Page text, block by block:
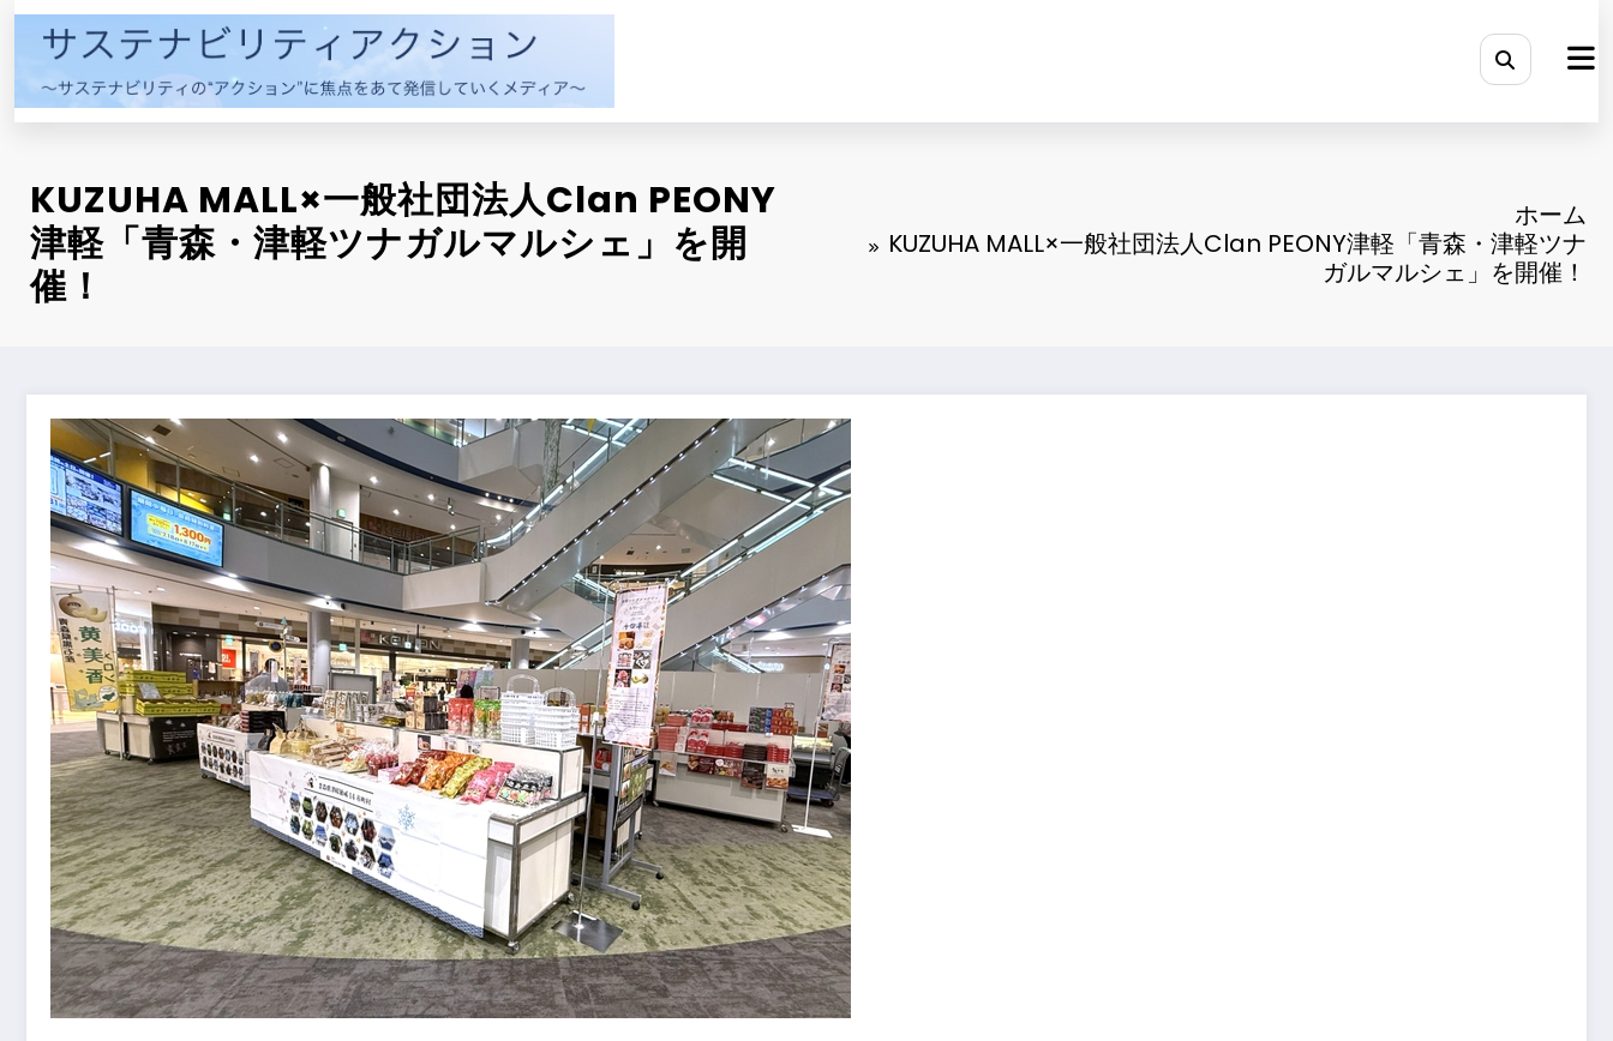
コ
ン
KUZUHA MALL×一般社団法人Clan PEONY
津軽「青森・津軽ツナガルマルシェ」を開
催！
ホーム
KUZUHA MALL×一般社団法人Clan PEONY津軽「青森・津軽ツナ
ガルマルシェ」を開催！